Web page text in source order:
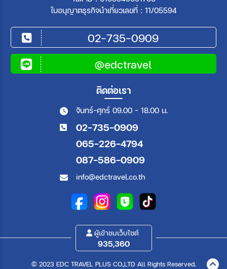
ใบอนุญาตธุรกิจนำเที่ยวเลขที่ : 11/05594
02-735-0909
@edctravel
ติดต่อเรา
จันทร์-ศุกร์ 09.00 - 18.00 น.
02-735-0909
065-226-4794
087-586-0909
info@edctravel.co.th
ผู้เข้าชมเว็บไซต์
935,360
© 2023 EDC TRAVEL PLUS CO.,LTD All Rights Reserved.